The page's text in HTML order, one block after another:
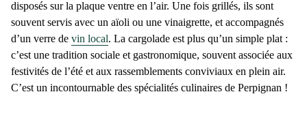
disposés sur la plaque ventre en l’air. Une fois grillés, ils sont
souvent servis avec un aïoli ou une vinaigrette, et accompagnés
d’un verre de vin local. La cargolade est plus qu’un simple plat :
c’est une tradition sociale et gastronomique, souvent associée aux
festivités de l’été et aux rassemblements conviviaux en plein air.
C’est un incontournable des spécialités culinaires de Perpignan !